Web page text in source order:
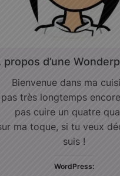
propos d’une
Bienvenue dans ma
pas très longtemps
pas cuire un quatre
ma toque, si tu veux
suis !
WordPress: